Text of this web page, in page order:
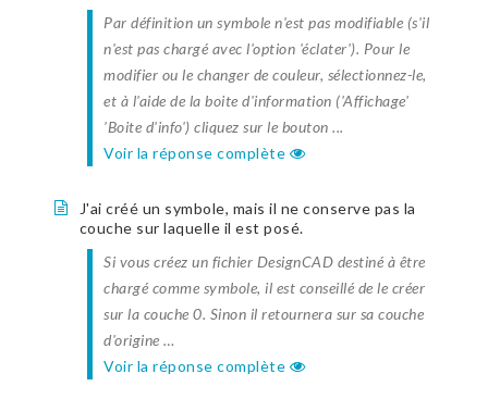
Par définition un symbole n'est pas modifiable (s'il
n'est pas chargé avec l'option 'éclater'). Pour le
modifier ou le changer de couleur, sélectionnez-le,
et à l'aide de la boite d'information ('Affichage'
'Boite d'info') cliquez sur le bouton ...
Voir la réponse complète
J'ai créé un symbole, mais il ne conserve pas la
couche sur laquelle il est posé.
Si vous créez un fichier DesignCAD destiné à être
chargé comme symbole, il est conseillé de le créer
sur la couche 0. Sinon il retournera sur sa couche
d'origine …
Voir la réponse complète